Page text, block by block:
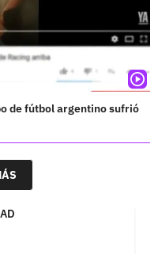
de fútbol argentino sufrió